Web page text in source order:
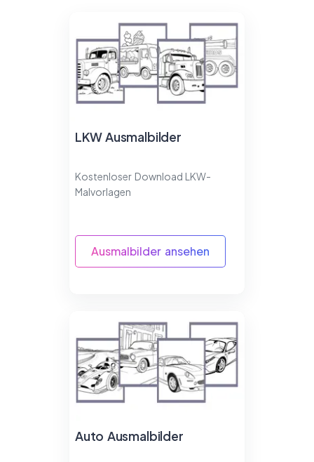
LKW Ausmalbilder
Kostenloser Download LKW-
Malvorlagen
Ausmalbilder ansehen
Auto Ausmalbilder